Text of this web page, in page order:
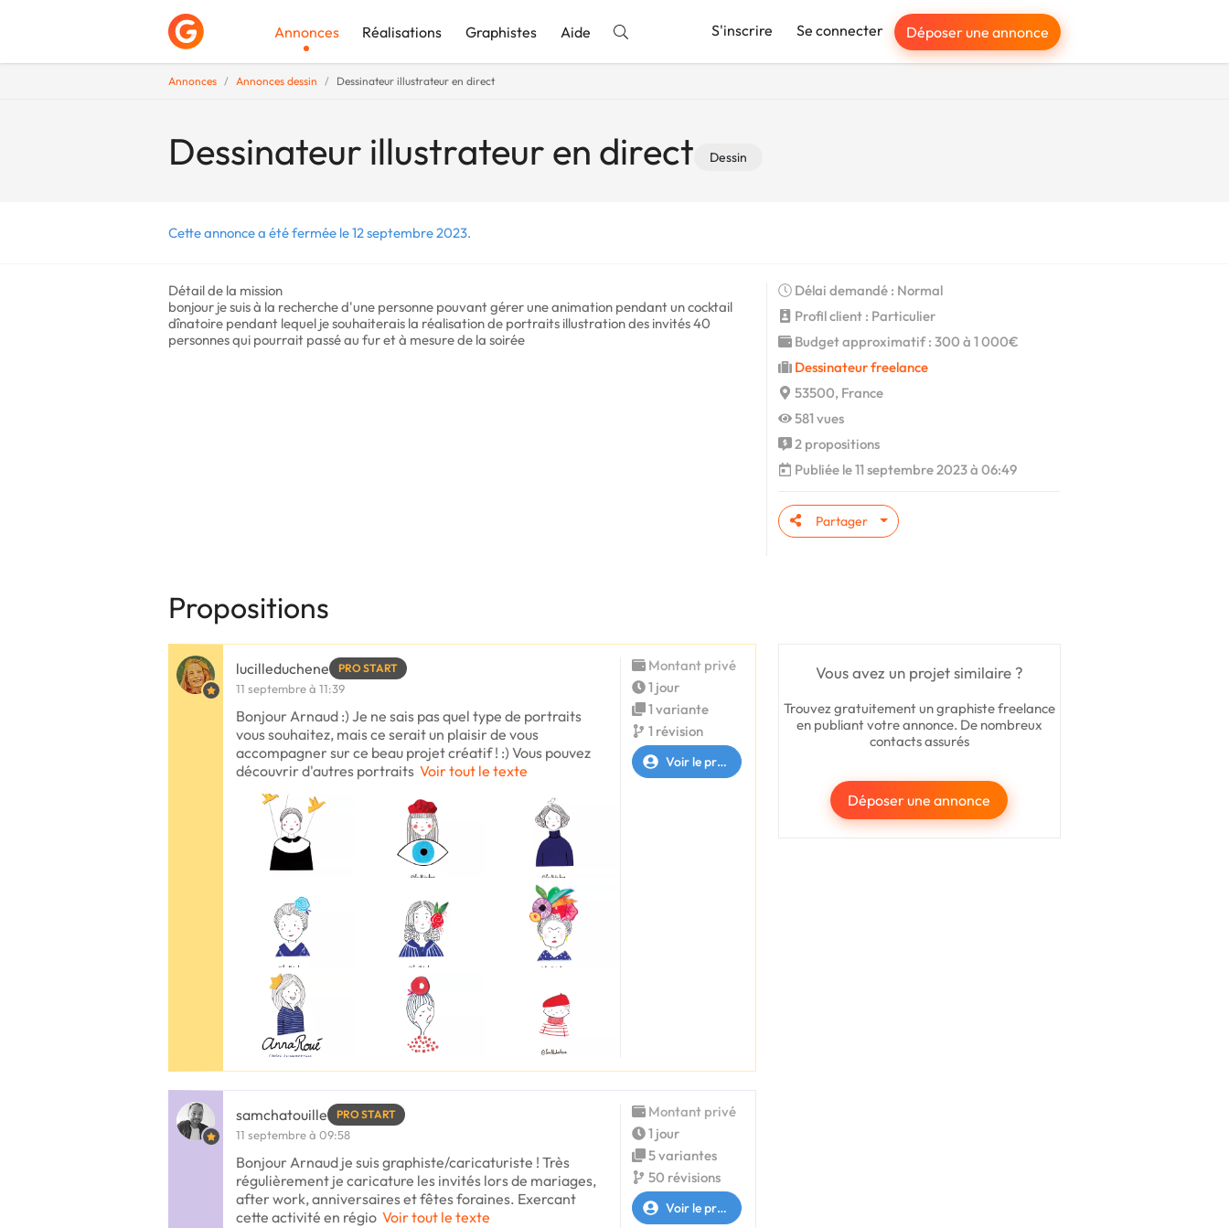
Annonces Réalisations Graphistes Aide S'inscrire Se connecter Déposer une annonce
Annonces Annonces dessin Dessinateur illustrateur en direct
Dessinateur illustrateur en direct Dessin
Cette annonce a été fermée le 12 septembre 2023.
Détail de la mission
bonjour je suis à la recherche d'une personne pouvant gérer une animation pendant un cocktail
dînatoire pendant lequel je souhaiterais la réalisation de portraits illustration des invités 40
personnes qui pourrait passé au fur et à mesure de la soirée
Délai demandé : Normal
Profil client : Particulier
Budget approximatif : 300 à 1 000€
Dessinateur freelance
53500, France
581 vues
2 propositions
Publiée le 11 septembre 2023 à 06:49
Partager
Propositions
Vous avez un projet similaire ?
Trouvez gratuitement un graphiste freelance
en publiant votre annonce. De nombreux
contacts assurés
Déposer une annonce
lucilleduchene PRO START
11 septembre à 11:39
Bonjour Arnaud :) Je ne sais pas quel type de portraits
vous souhaitez, mais ce serait un plaisir de vous
accompagner sur ce beau projet créatif ! :) Vous pouvez
découvrir d'autres portraits Voir tout le texte
Montant privé
1 jour
1 variante
1 révision
Voir le profil
samchatouille PRO START
11 septembre à 09:58
Bonjour Arnaud je suis graphiste/caricaturiste ! Très
régulièrement je caricature les invités lors de mariages,
after work, anniversaires et fêtes foraines. Exercant
cette activité en régio Voir tout le texte
Montant privé
1 jour
5 variantes
50 révisions
Voir le profil